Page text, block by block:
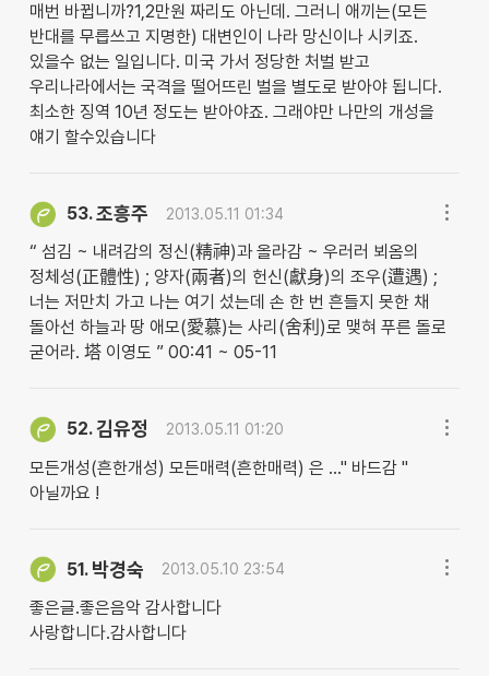
매번 바뀝니까?1,2만원 짜리도 아닌데. 그러니 애끼는(모든
반대를 무릅쓰고 지명한) 대변인이 나라 망신이나 시키죠.
있을수 없는 일입니다. 미국 가서 정당한 처벌 받고
우리나라에서는 국격을 떨어뜨린 벌을 별도로 받아야 됩니다.
최소한 징역 10년 정도는 받아야죠. 그래야만 나만의 개성을
얘기 할수있습니다
53.조흥주 2013.05.11 01:34
“ 섬김 ~ 내려감의 정신(精神)과 올라감 ~ 우러러 뵈옴의
정체성(正體性) ; 양자(兩者)의 헌신(獻身)의 조우(遭遇) ;
너는 저만치 가고 나는 여기 섰는데 손 한 번 흔들지 못한 채
돌아선 하늘과 땅 애모(愛慕)는 사리(舍利)로 맺혀 푸른 돌로
굳어라. 塔 이영도 ” 00:41 ~ 05-11
52.김유정 2013.05.11 01:20
모든개성(흔한개성) 모든매력(흔한매력) 은 ..." 바드감 "
아닐까요 !
51. 박경숙 2013.05.10 23:54
좋은글.좋은음악 감사합니다
사랑합니다.감사합니다